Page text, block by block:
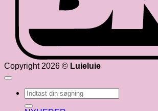
Copyright 2026 © Luieluie
Søg
efter: